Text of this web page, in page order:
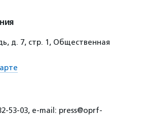
д. 7, стр. 1, Общественная
53-03, e-mail: press@oprf-